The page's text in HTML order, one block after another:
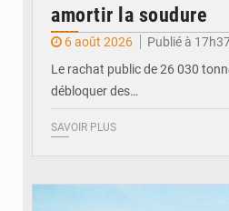
amortir la soudure
6 août 2026
Publié à
Le rachat public de 26 030
débloquer des…
SAVOIR PLUS